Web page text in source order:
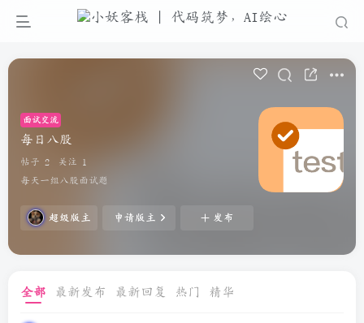
面试交流
每日八股
帖子 2
关注 1
每天一组八股面试题
超级版主 申请版主 发布
全部 最新发布 最新回复 热门 精华